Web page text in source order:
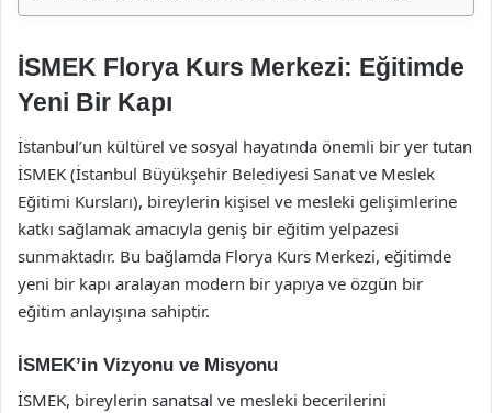
İSMEK Florya Kurs Merkezi: Eğitimde
Yeni Bir Kapı
İstanbul’un kültürel ve sosyal hayatında önemli bir yer tutan
İSMEK (İstanbul Büyükşehir Belediyesi Sanat ve Meslek
Eğitimi Kursları), bireylerin kişisel ve mesleki gelişimlerine
katkı sağlamak amacıyla geniş bir eğitim yelpazesi
sunmaktadır. Bu bağlamda Florya Kurs Merkezi, eğitimde
yeni bir kapı aralayan modern bir yapıya ve özgün bir
eğitim anlayışına sahiptir.
İSMEK’in Vizyonu ve Misyonu
İSMEK, bireylerin sanatsal ve mesleki becerilerini